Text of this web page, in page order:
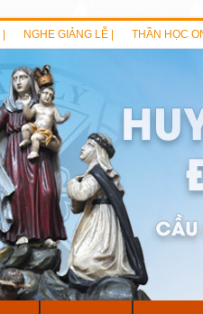
NGHE GIẢNG LỄ | THẦN HỌC